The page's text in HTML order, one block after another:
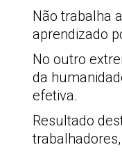
Não trabalha
aprendizado
No outro
da
efetiva.
Resultado